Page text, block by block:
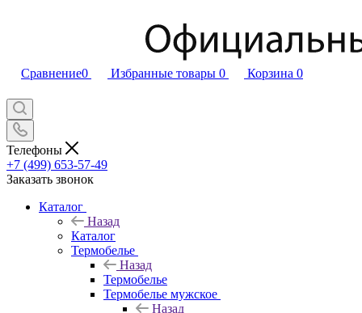
Сравнение0 Избранные товары 0 Корзина 0
Телефоны
+7 (499) 653-57-49
Заказать звонок
Каталог
Назад
Каталог
Термобелье
Назад
Термобелье
Термобелье мужское
Назад